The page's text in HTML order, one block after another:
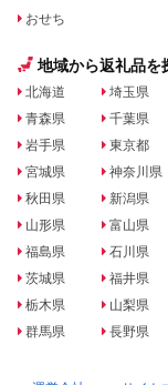
おせち
地域から返礼品を
北海道
青森県
岩手県
宮城県
秋田県
山形県
福島県
茨城県
栃木県
群馬県
埼玉県
千葉県
東京都
神奈川県
新潟県
富山県
石川県
福井県
山梨県
長野県